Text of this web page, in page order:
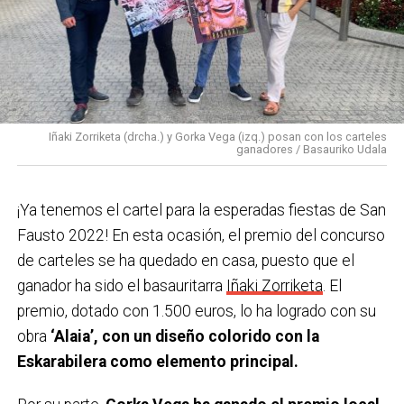
bajada se realiza la ofrenda floral a Bingen Anton
Ferrero por parte de las cuadrillas.
21:30 Fin de Bajada con entrega del Premio
Eskarabilera a «La Mejor Bajada» en la carpa de
Solobarria y posterior apertura de lonjas.
21:30 Pasacalles con Gazte-leku por las peatonales.
22:00 Disko Festa Sound en la carpa de Solobarria
GUDA DANTZA en la plaza Arizgoiti
23:59 Verbena con la orquesta REMIX en la plaza San
Fausto.
Domingo 9 de octubre
9:00 Txupin desde el Ayuntamiento.
9:30 Torneo popular y federado de Tenis de mesa en
el polideportivo Urbi.
Iñaki Zorriketa (drcha.) y Gorka Vega (izq.) posan con los carteles
ganadores / Basauriko Udala
¡Ya tenemos el cartel para la esperadas fiestas de San
Fausto 2022! En esta ocasión, el premio del concurso
de carteles se ha quedado en casa, puesto que el
ganador ha sido el basauritarra Iñaki Zorriketa. El
premio, dotado con 1.500 euros, lo ha logrado con su
obra ‘Alaia’, con un diseño colorido con la
Eskarabilera como elemento principal.